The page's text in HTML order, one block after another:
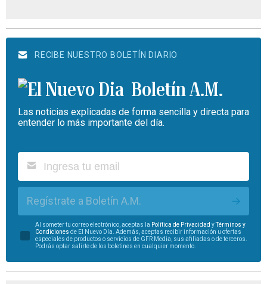
RECIBE NUESTRO BOLETÍN DIARIO
Boletín A.M.
Las noticias explicadas de forma sencilla y directa para
entender lo más importante del día.
Regístrate a Boletín A.M.
Al someter tu correo electrónico, aceptas la Política de Privacidad yTérminos y
Condiciones de El Nuevo Día. Además, aceptas recibir información u ofertas
especiales de productos o servicios de GFR Media, sus afiliadas o de terceros.
Podrás optar salirte de los boletines en cualquier momento.